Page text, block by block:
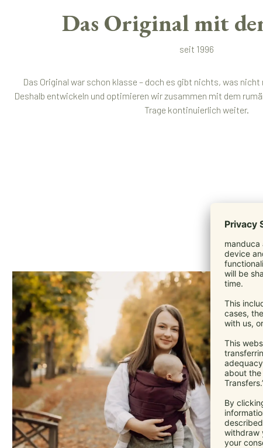
Das Original mit
seit 1996
Das Original war schon klasse – doch es gibt nichts, was nicht
Deshalb entwickeln und optimieren wir zusammen mit dem
Trage kontinuierlich weiter.